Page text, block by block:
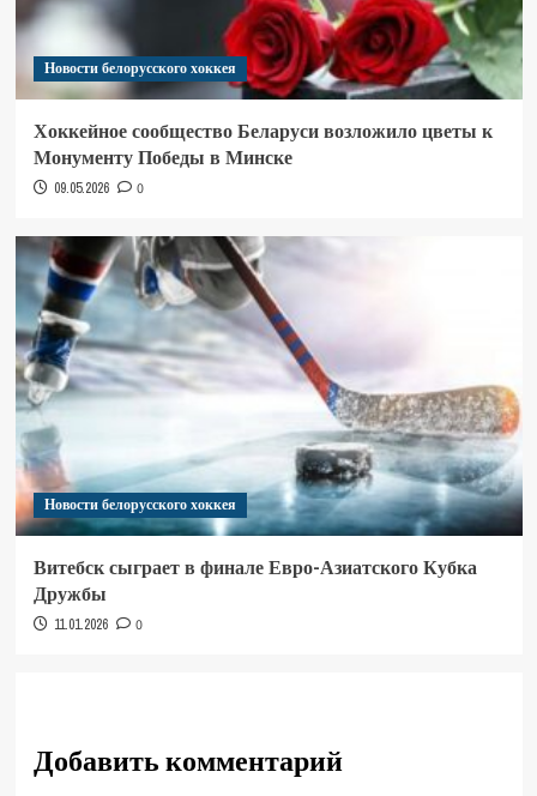
Новости белорусского хоккея
Хоккейное сообщество Беларуси возложило цветы к
Монументу Победы в Минске
09.05.2026 0
Новости белорусского хоккея
Витебск сыграет в финале Евро-Азиатского Кубка
Дружбы
11.01.2026 0
Добавить комментарий